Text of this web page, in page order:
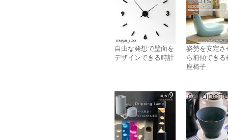
自由な発想で壁面を
デザインできる時計
姿勢を安定さ
ら前傾できる
座椅子